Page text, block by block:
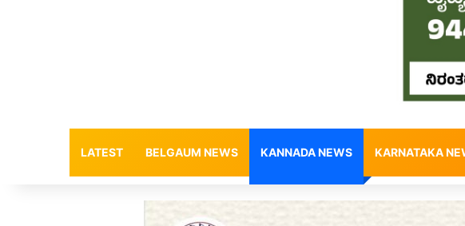
LATEST BELGAUM NEWS KANNADA NEWS KARNATAKA